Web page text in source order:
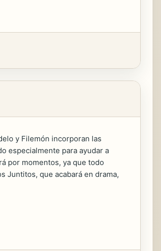
y Filemón incorporan las
especialmente para ayudar a
por momentos, ya que todo
Juntitos, que acabará en drama,